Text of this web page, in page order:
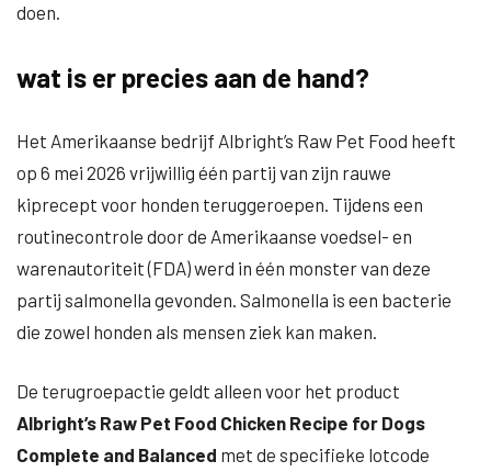
doen.
wat is er precies aan de hand?
Het Amerikaanse bedrijf Albright’s Raw Pet Food heeft
op 6 mei 2026 vrijwillig één partij van zijn rauwe
kiprecept voor honden teruggeroepen. Tijdens een
routinecontrole door de Amerikaanse voedsel- en
warenautoriteit (FDA) werd in één monster van deze
partij salmonella gevonden. Salmonella is een bacterie
die zowel honden als mensen ziek kan maken.
De terugroepactie geldt alleen voor het product
Albright’s Raw Pet Food Chicken Recipe for Dogs
Complete and Balanced met de specifieke lotcode